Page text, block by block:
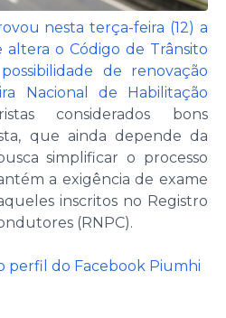
nesta terça-feira (12) a
altera o Código de Trânsito
de renovação
Nacional de Habilitação
considerados bons
que ainda depende da
simplificar o processo
a exigência de exame
inscritos no Registro
(RNPC).
perfil do Facebook Piumhi